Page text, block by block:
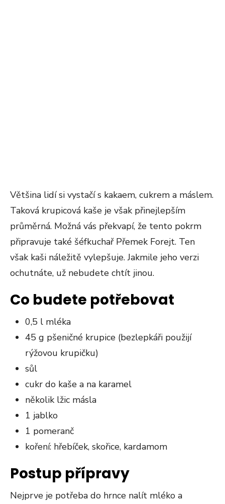
Většina lidí si vystačí s kakaem, cukrem a máslem.
Taková krupicová kaše je však přinejlepším
průměrná. Možná vás překvapí, že tento pokrm
připravuje také šéfkuchař Přemek Forejt. Ten
však kaši náležitě vylepšuje. Jakmile jeho verzi
ochutnáte, už nebudete chtít jinou.
Co budete potřebovat
0,5 l mléka
45 g pšeničné krupice (bezlepkáři použijí
rýžovou krupičku)
sůl
cukr do kaše a na karamel
několik lžic másla
1 jablko
1 pomeranč
koření: hřebíček, skořice, kardamom
Postup přípravy
Nejprve je potřeba do hrnce nalít mléko a